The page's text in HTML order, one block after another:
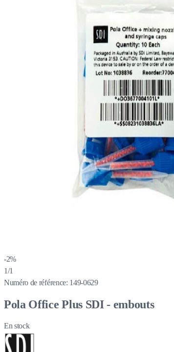
-2%
1/1
Numéro de référence: 149-0629
Pola Office Plus SDI - embouts
En stock